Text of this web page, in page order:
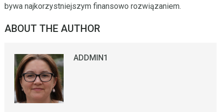
bywa najkorzystniejszym finansowo rozwiązaniem.
ABOUT THE AUTHOR
ADDMIN1